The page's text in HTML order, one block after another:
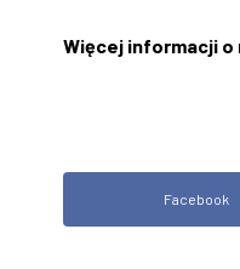
Więcej informacji
Facebook